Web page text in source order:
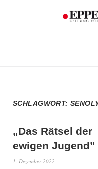
SCHLAGWORT:
„Das Rätsel der
ewigen Jugend”
1. Dezember 2022